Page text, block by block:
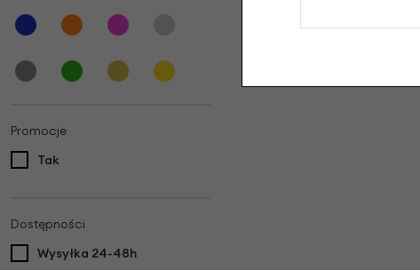
Promocje
Tak
Dostępności
Wysyłka 24-48h